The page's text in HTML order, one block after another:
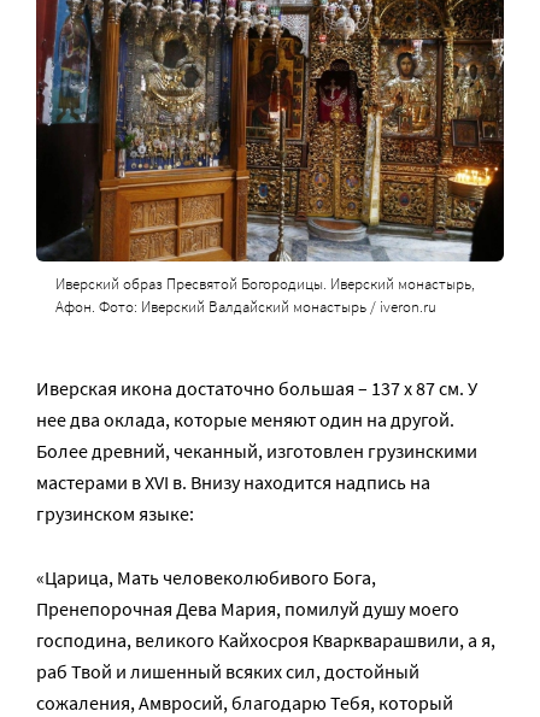
Иверский образ Пресвятой Богородицы. Иверский монастырь,
Афон. Фото: Иверский Валдайский монастырь / iveron.ru
Иверская икона достаточно большая – 137 x 87 см. У
нее два оклада, которые меняют один на другой.
Более древний, чеканный, изготовлен грузинскими
мастерами в XVI в. Внизу находится надпись на
грузинском языке:
«Царица, Мать человеколюбивого Бога,
Пренепорочная Дева Мария, помилуй душу моего
господина, великого Кайхосроя Кваркварашвили, а я,
раб Твой и лишенный всяких сил, достойный
сожаления, Амвросий, благодарю Тебя, который